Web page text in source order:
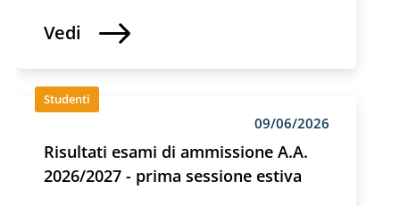
Vedi
Studenti
09/06/2026
Risultati esami di ammissione A.A.
2026/2027 - prima sessione estiva